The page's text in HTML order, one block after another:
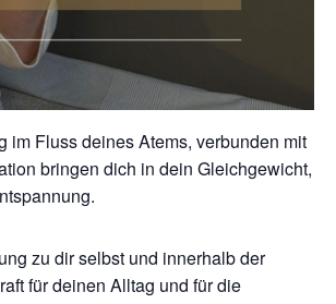
im Fluss deines Atems, verbunden mit
bringen dich in dein Gleichgewicht,
zu dir selbst und innerhalb der
für deinen Alltag und für die